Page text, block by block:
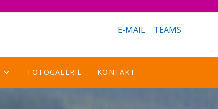
E-MAIL TEAMS
FOTOGALERIE KONTAKT